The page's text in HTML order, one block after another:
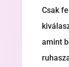
Csak
amint